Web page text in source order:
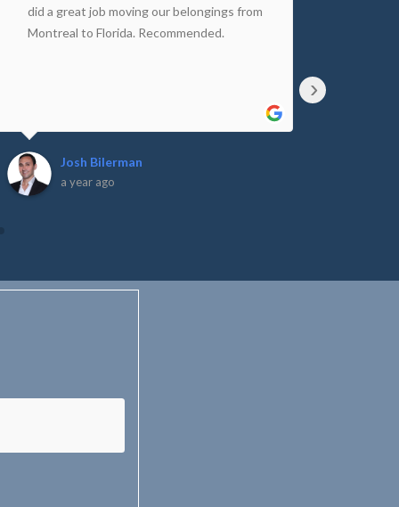
did a great job moving our belongings from
Montreal to Florida. Recommended.
Josh Bilerman
a year ago
›